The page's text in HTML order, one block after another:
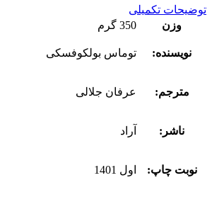
توضیحات تکمیلی
وزن
350 گرم
نویسنده: توماس بولکوفسکی
مترجم: عرفان جلالی
ناشر: آراد
نوبت چاپ: اول 1401